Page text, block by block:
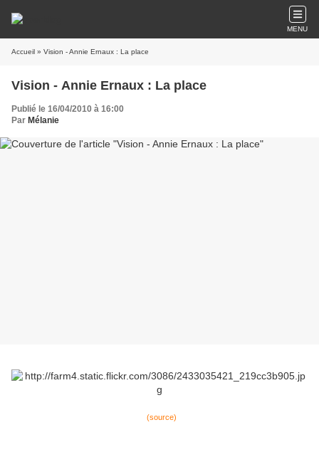
MENU
Accueil » Vision - Annie Ernaux : La place
Vision - Annie Ernaux : La place
Publié le 16/04/2010 à 16:00
Par Mélanie
(source)